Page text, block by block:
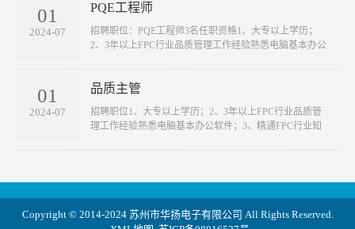
01
2024-07
PQE工程师
​招聘职位：PQE工程师3名任职资格1、大专以上学历；
2、3年以上FPC行业品质管理工作经验熟悉电脑基本办公
01
2024-07
品质主管
​招聘职位1、大专以上学历；2、3年以上FPC行业品质管
理工作经验熟悉电脑基本办公软件；3、精通FPC行业知
Copyright © 2014-2024 苏州市华扬电子有限公司 All Rights Reserved.